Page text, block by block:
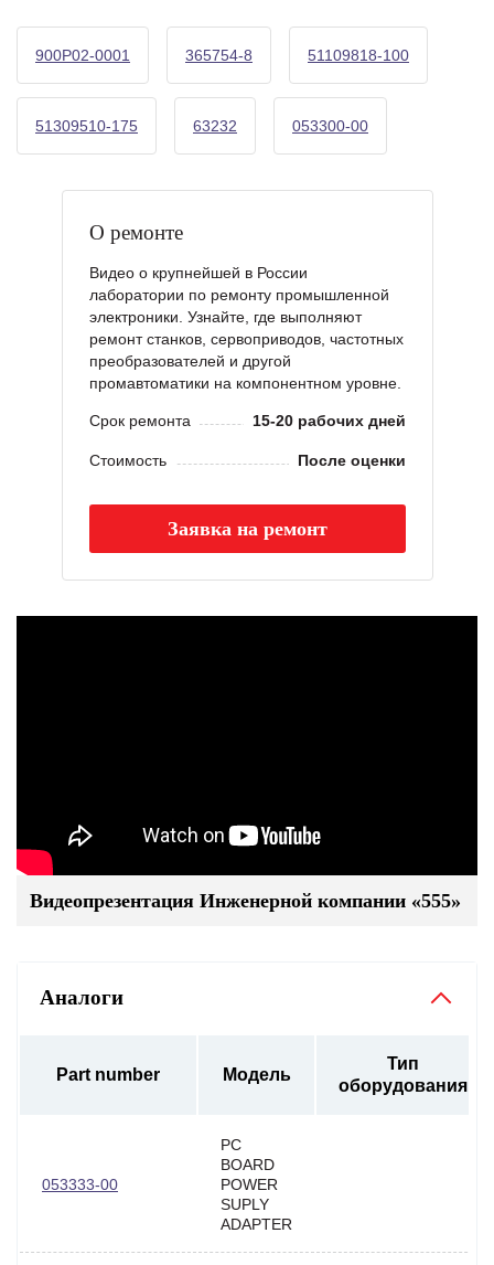
900P02-0001 365754-8 51109818-100
51309510-175 63232 053300-00
О ремонте
Видео о крупнейшей в России
лаборатории по ремонту промышленной
электроники. Узнайте, где выполняют
ремонт станков, сервоприводов, частотных
преобразователей и другой
промавтоматики на компонентном уровне.
Срок ремонта 15-20 рабочих дней
Стоимость После оценки
Заявка на ремонт
Видеопрезентация Инженерной компании «555»
Аналоги
Part number Модель
Тип
оборудования
053333-00
PC
BOARD
POWER
SUPLY
ADAPTER